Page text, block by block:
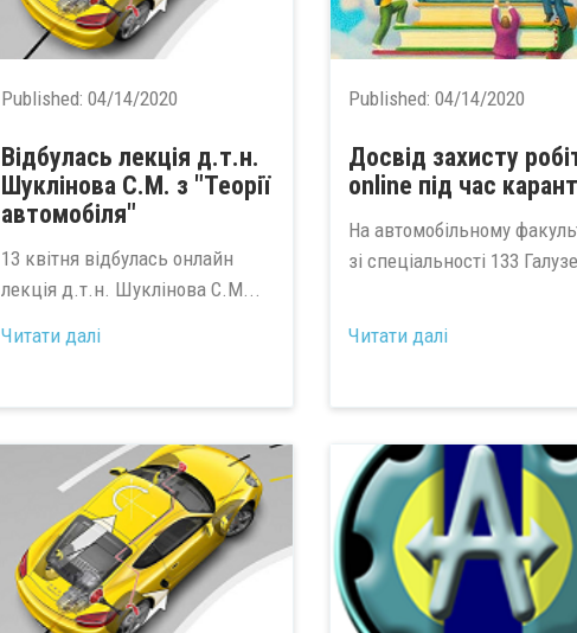
Published:04/14/2020
Відбулась лекція д.т.н.
Шуклінова С.М. з "Теорії
автомобіля"
13 квітня відбулась онлайн
лекція д.т.н. Шуклінова С.М...
Читати далі
Published: 04/14/2020
Досвід захисту
online під час
На автомобільному
зі спеціальності 133
Читати далі